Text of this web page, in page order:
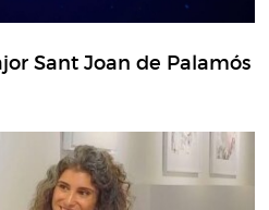
Sant Joan de Palamós